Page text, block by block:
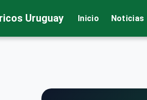
Uruguay Inicio Noticias